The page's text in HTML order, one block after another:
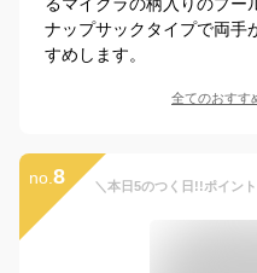
ナップサックタイプで両手
すめします。
全てのおすす
no. 8